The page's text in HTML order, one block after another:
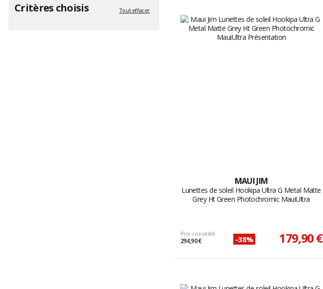
Critères choisis Tout effacer
MAUI JIM
Lunettes de soleil Hookipa Ultra G Metal Matte
Grey Ht Green Photochromic MauiUltra
Prix conseillé
294,90 € -38% 179,90 €